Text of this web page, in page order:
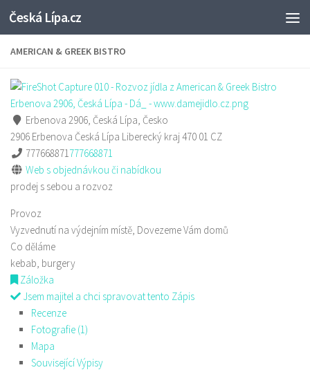
Skip to content
Česká Lípa.cz
AMERICAN & GREEK BISTRO
Erbenova 2906, Česká Lípa, Česko
2906 Erbenova Česká Lípa Liberecký kraj470 01 CZ
777668871777668871
Web s objednávkou či nabídkou
prodej s sebou a rozvoz
Provoz
Vyzvednutí na výdejním místě, Dovezeme Vám domů
Co děláme
kebab, burgery
Záložka
Jsem majitel a chci spravovat tento Zápis
Recenze
Fotografie (1)
Mapa
Související Výpisy